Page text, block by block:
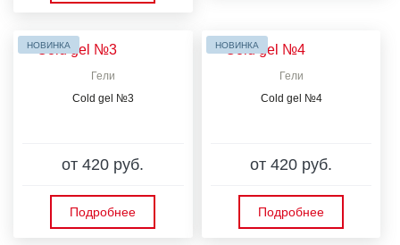
НОВИНКА
Гели
Cold gel №3
от 420 руб.
Подробнее
НОВИНКА
Гели
Cold gel №4
от 420 руб.
Подробнее